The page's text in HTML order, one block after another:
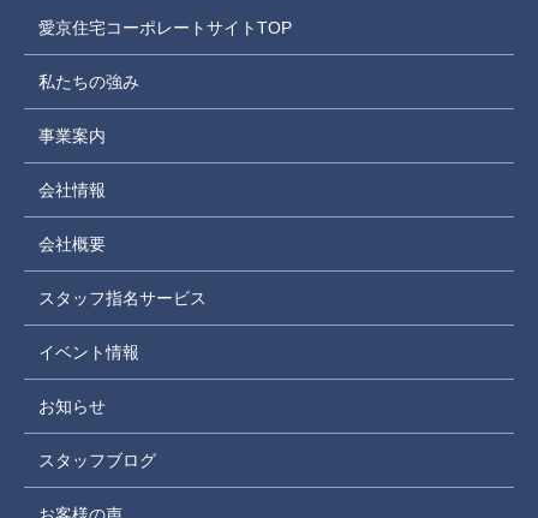
愛京住宅コーポレートサイトTOP
私たちの強み
事業案内
会社情報
会社概要
スタッフ指名サービス
イベント情報
お知らせ
スタッフブログ